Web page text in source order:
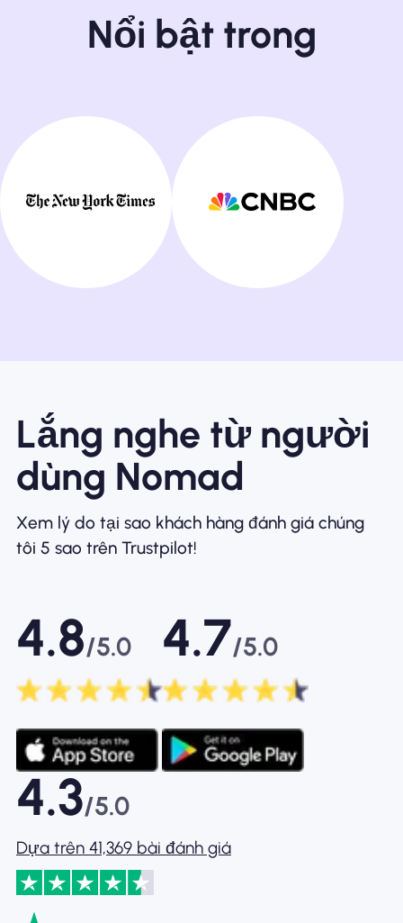
Nổi bật trong
Lắng nghe từ người
dùng Nomad
Xem lý do tại sao khách hàng đánh giá chúng
tôi 5 sao trên Trustpilot!
4.8/5.0 4.7/5.0
4.3/5.0
Dựa trên 41,369 bài đánh giá